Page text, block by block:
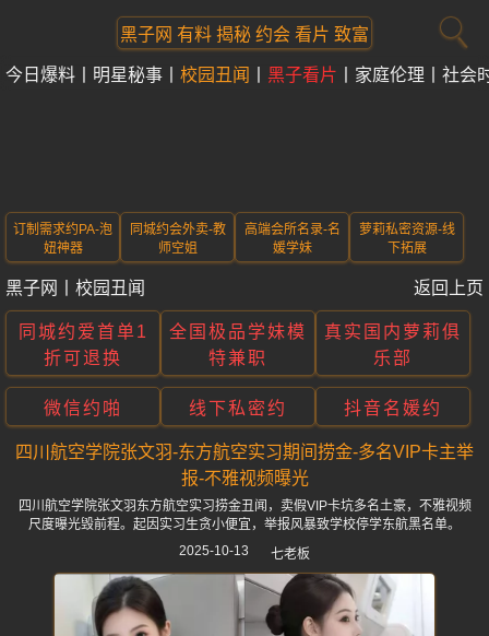
黑子网 有料 揭秘 约会 看片 致富
今日爆料 明星秘事 校园丑闻 黑子看片 家庭伦理 社会
订制需求约PA-泡
妞神器
同城约会外卖-教
师空姐
高端会所名录-名
媛学妹
萝莉私密资源-线
下拓展
黑子网 校园丑闻 返回上页
同城约爱首单1
折可退换
全国极品学妹模
特兼职
真实国内萝莉俱
乐部
微信约啪 线下私密约 抖音名媛约
四川航空学院张文羽-东方航空实习期间捞金-多名VIP卡主举
报-不雅视频曝光
四川航空学院张文羽东方航空实习捞金丑闻，卖假VIP卡坑多名土豪，不雅视频
尺度曝光毁前程。起因实习生贪小便宜，举报风暴致学校停学东航黑名单。
2025-10-13
七老板